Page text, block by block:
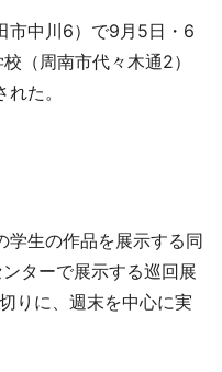
市中川6）で9月5日・6
（周南市代々木通2）
た。
生の作品を展示する同
ターで展示する巡回展
りに、週末を中心に実